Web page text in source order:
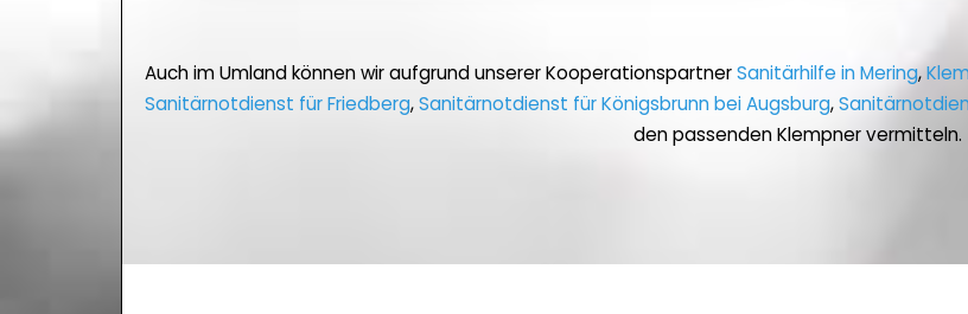
Auch im Umland können wir aufgrund unserer KooperationspartnerSanitärhilfe in Mering,
Sanitärnotdienst für Friedberg,Sanitärnotdienst für Königsbrunn bei Augsburg,
den passenden Klempner vermitteln.